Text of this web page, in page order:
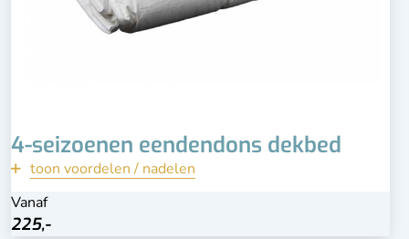
4-seizoenen eendendons dekbed
toon voordelen / nadelen
Vanaf
225,-
Bekijk